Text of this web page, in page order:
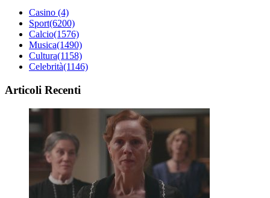
Casino (4)
Sport(6200)
Calcio(1576)
Musica(1490)
Cultura(1158)
Celebrità(1146)
Articoli Recenti